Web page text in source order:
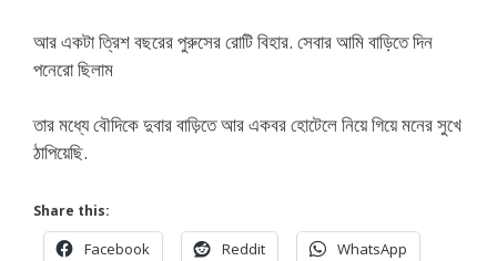
আর একটা ত্রিশ বছরের পুরুসের রোটি বিহার. সেবার আমি বাড়িতে দিন
পনেরো ছিলাম
তার মধ্যে বৌদিকে দুবার বাড়িতে আর একবর হোটেলে নিয়ে গিয়ে মনের সুখে
ঠাপিয়েছি.
Share this:
Facebook Reddit WhatsApp